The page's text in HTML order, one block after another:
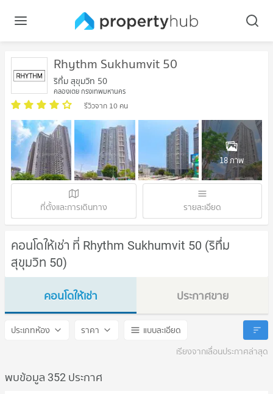
Rhythm Sukhumvit 50
ริทึ่ม สุขุมวิท 50
คลองเตย กรุงเทพมหานคร
รีวิวจาก 10 คน
18 ภาพ
ที่ตั้งและการเดินทาง รายละเอียด
คอนโดให้เช่า ที่ Rhythm Sukhumvit 50 (ริทึ่ม
สุขุมวิท 50)
คอนโดให้เช่า
Rhythm Sukhumvit 50
ประกาศขาย
Rhythm Sukhumvit 50
ประเภทห้อง ราคา
แบบละเอียด
เรียงจากเลื่อนประกาศล่าสุด
พบข้อมูล 352 ประกาศ